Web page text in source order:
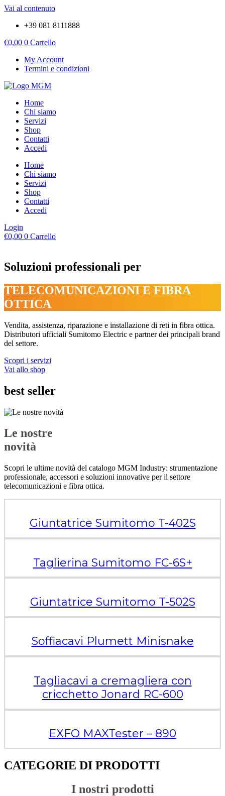
Vai al contenuto
+39 081 8111888
€0,00 0 Carrello
My Account
Termini e condizioni
Home
Chi siamo
Servizi
Shop
Contatti
Accedi
Home
Chi siamo
Servizi
Shop
Contatti
Accedi
Login
€0,00 0 Carrello
Soluzioni professionali per
TELECOMUNICAZIONI E FIBRA
OTTICA
Vendita, assistenza, riparazione e installazione di reti in fibra ottica.
Distributori ufficiali Sumitomo Electric e partner dei principali brand
del settore.
Scopri i servizi
Vai allo shop
best seller
Le nostre
novità
Scopri le ultime novità del catalogo MGM Industry: strumentazione
professionale, accessori e soluzioni innovative per il settore
telecomunicazioni e fibra ottica.
Giuntatrice Sumitomo T-402S
Taglierina Sumitomo FC-6S+
Giuntatrice Sumitomo T-502S
Soffiacavi Plumett Minisnake
Tagliacavi a cremagliera con
cricchetto Jonard RC-600
EXFO MAXTester – 890
CATEGORIE DI PRODOTTI
I nostri prodotti